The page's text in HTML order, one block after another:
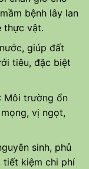
bệnh lây lan
thực vật.
giúp đất
tiêu, đặc biệt
Môi trường ổn
vị ngọt,
sinh, phủ
tiết kiệm chi phí